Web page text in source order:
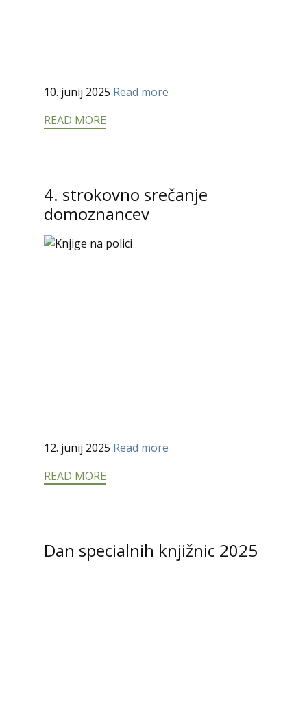
10. junij 2025 Read more
READ MORE
4. strokovno srečanje
domoznancev
12. junij 2025 Read more
READ MORE
Dan specialnih knjižnic 2025